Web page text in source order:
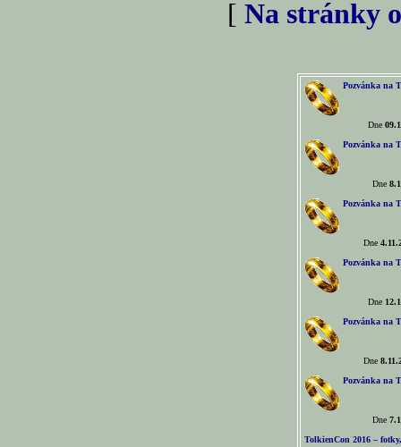
[ Na stránky
Pozvánka na
Dne
Pozvánka na
Dne
Pozvánka na
Dne
Pozvánka na
Dne
Pozvánka na
Dne
Pozvánka na
Dne
TolkienCon 2016 –